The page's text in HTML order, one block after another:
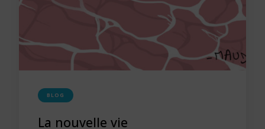
BLOG
La nouvelle vie